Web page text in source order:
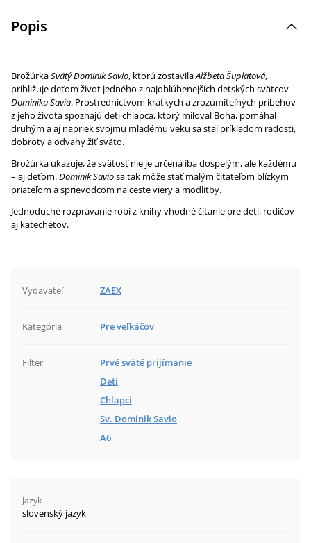
Popis
BrožúrkaSvätý Dominik Savio, ktorú zostavilaAlžbeta Šuplatová,
približuje deťom život jedného z najobľúbenejších detských svätcov –
Dominika Savia. Prostredníctvom krátkych a zrozumiteľných príbehov
z jeho života spoznajú deti chlapca, ktorý miloval Boha, pomáhal
druhým a aj napriek svojmu mladému veku sa stal príkladom radosti,
dobroty a odvahy žiť sväto.
Brožúrka ukazuje, že svätosť nie je určená iba dospelým, ale každému
– aj deťom.Dominik Saviosa tak môže stať malým čitateľom blízkym
priateľom a sprievodcom na ceste viery a modlitby.
Jednoduché rozprávanie robí z knihy vhodné čítanie pre deti, rodičov
aj katechétov.
Vydavateľ ZAEX
Kategória Pre veľkáčov
Filter
Prvé sväté prijímanie
Deti
Chlapci
Sv. Dominik Savio
A6
Jazyk
slovenský jazyk